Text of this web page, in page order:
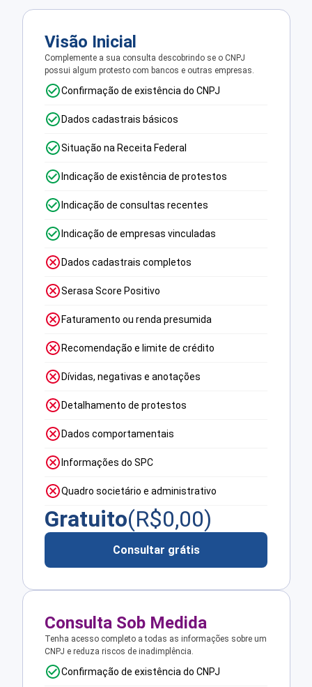
Visão Inicial
Complemente a sua consulta descobrindo se o CNPJ
possui algum protesto com bancos e outras empresas.
Confirmação de existência do CNPJ
Dados cadastrais básicos
Situação na Receita Federal
Indicação de existência de protestos
Indicação de consultas recentes
Indicação de empresas vinculadas
Dados cadastrais completos
Serasa Score Positivo
Faturamento ou renda presumida
Recomendação e limite de crédito
Dívidas, negativas e anotações
Detalhamento de protestos
Dados comportamentais
Informações do SPC
Quadro societário e administrativo
Gratuito(R$0,00)
Consultar grátis
Consulta Sob Medida
Tenha acesso completo a todas as informações sobre um
CNPJ e reduza riscos de inadimplência.
Confirmação de existência do CNPJ